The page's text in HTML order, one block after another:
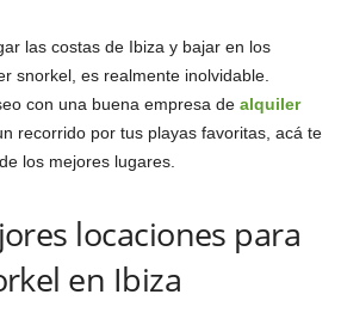
las costas de Ibiza y bajar en los
snorkel, es realmente inolvidable.
con una buena empresa de alquiler
recorrido por tus playas favoritas, acá te
los mejores lugares.
locaciones para
en Ibiza